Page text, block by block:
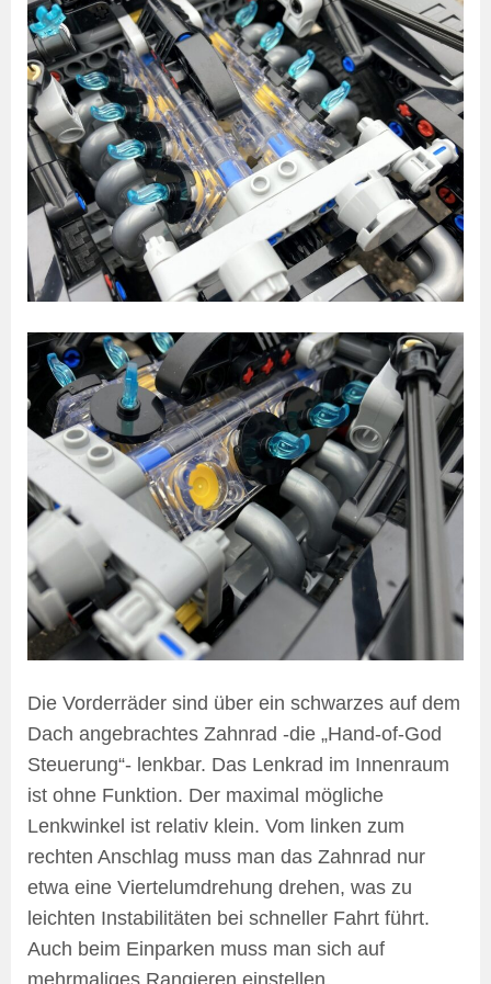
Die Vorderräder sind über ein schwarzes auf dem
Dach angebrachtes Zahnrad -die „Hand-of-God
Steuerung“- lenkbar. Das Lenkrad im Innenraum
ist ohne Funktion. Der maximal mögliche
Lenkwinkel ist relativ klein. Vom linken zum
rechten Anschlag muss man das Zahnrad nur
etwa eine Viertelumdrehung drehen, was zu
leichten Instabilitäten bei schneller Fahrt führt.
Auch beim Einparken muss man sich auf
mehrmaliges Rangieren einstellen.